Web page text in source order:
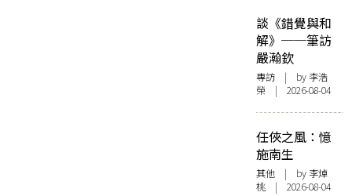
談《錯覺與和
解》──筆訪
嚴瀚欽
專訪 | by 李浩
榮 | 2026-08-04
任俠之風：憶
施南生
其他 | by 李焯
桃 | 2026-08-04